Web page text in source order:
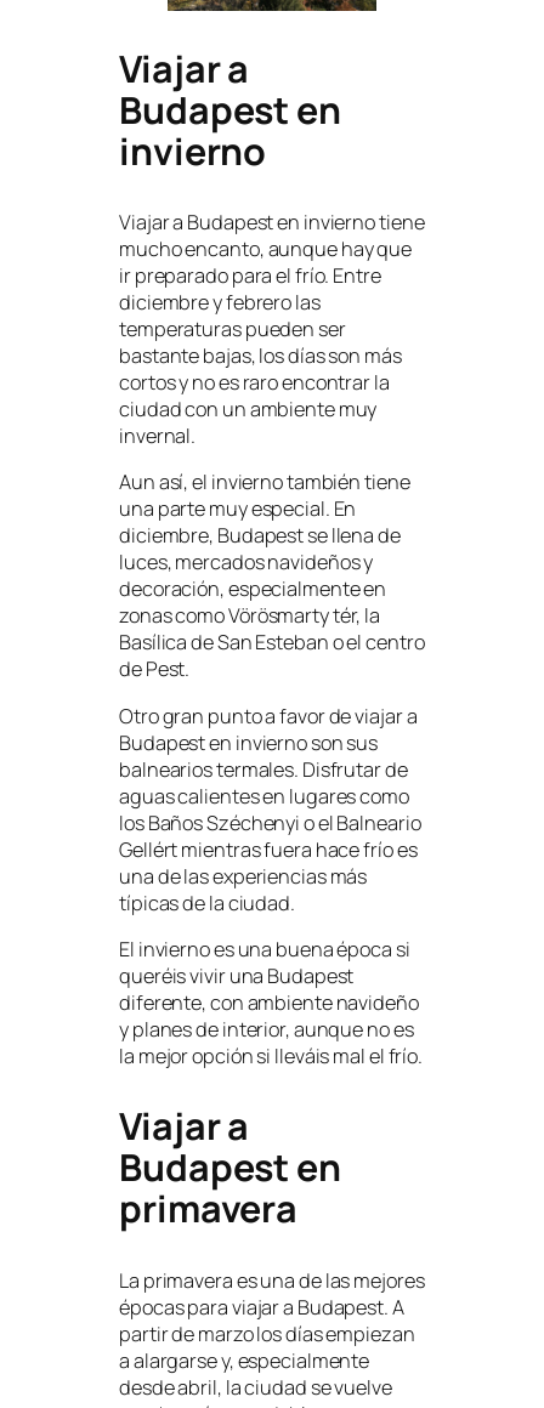
Viajar a
Budapest en
invierno
Viajar a Budapest en invierno tiene
mucho encanto, aunque hay que
ir preparado para el frío. Entre
diciembre y febrero las
temperaturas pueden ser
bastante bajas, los días son más
cortos y no es raro encontrar la
ciudad con un ambiente muy
invernal.
Aun así, el invierno también tiene
una parte muy especial. En
diciembre, Budapest se llena de
luces, mercados navideños y
decoración, especialmente en
zonas como Vörösmarty tér, la
Basílica de San Esteban o el centro
de Pest.
Otro gran punto a favor de viajar a
Budapest en invierno son sus
balnearios termales. Disfrutar de
aguas calientes en lugares como
los Baños Széchenyi o el Balneario
Gellért mientras fuera hace frío es
una de las experiencias más
típicas de la ciudad.
El invierno es una buena época si
queréis vivir una Budapest
diferente, con ambiente navideño
y planes de interior, aunque no es
la mejor opción si lleváis mal el frío.
Viajar a
Budapest en
primavera
La primavera es una de las mejores
épocas para viajar a Budapest. A
partir de marzo los días empiezan
a alargarse y, especialmente
desde abril, la ciudad se vuelve